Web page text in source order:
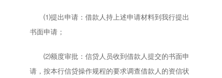
⑴提出申请：借款人持上述申请材料到我行提出
书面申请；
⑵额度审批：信贷人员收到借款人提交的书面申
请，按本行信贷操作规程的要求调查借款人的资信状